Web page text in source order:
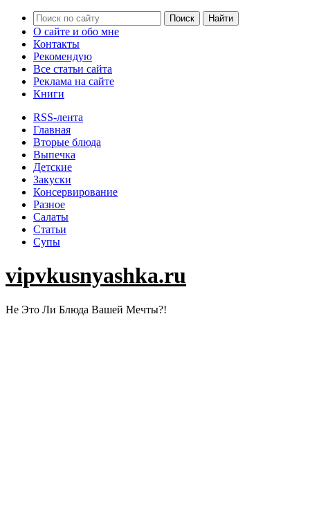
О сайте и обо мне
Контакты
Рекомендую
Все статьи сайта
Реклама на сайте
Книги
RSS-лента
Главная
Вторые блюда
Выпечка
Детские
Закуски
Консервирование
Разное
Салаты
Статьи
Супы
vipvkusnyashka.ru
Не Это Ли Блюда Вашей Мечты?!